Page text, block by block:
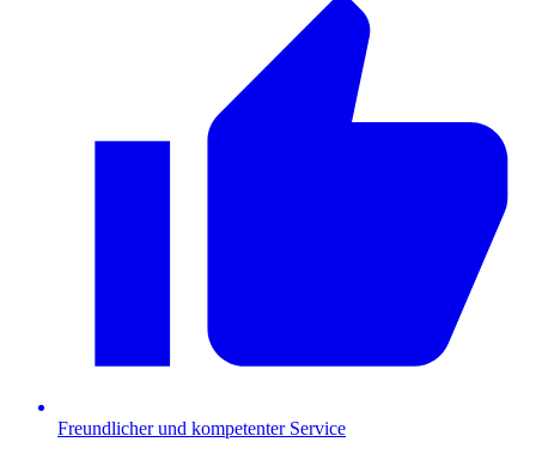
Freundlicher und kompetenter Service